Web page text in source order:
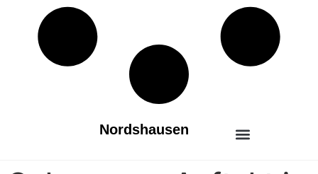
Nordshausen